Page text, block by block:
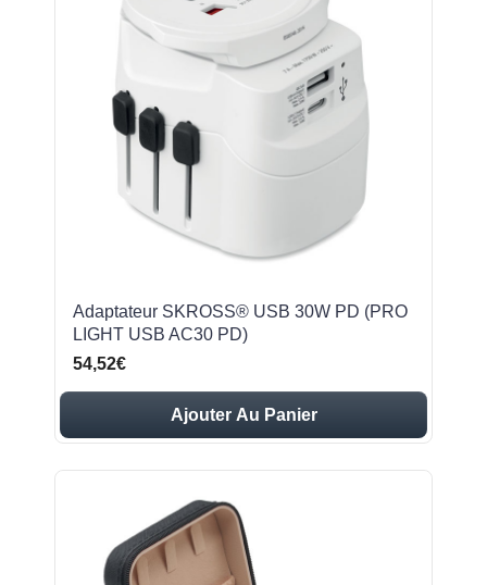
Adaptateur SKROSS® USB 30W PD (PRO
LIGHT USB AC30 PD)
54,52€
Ajouter Au Panier